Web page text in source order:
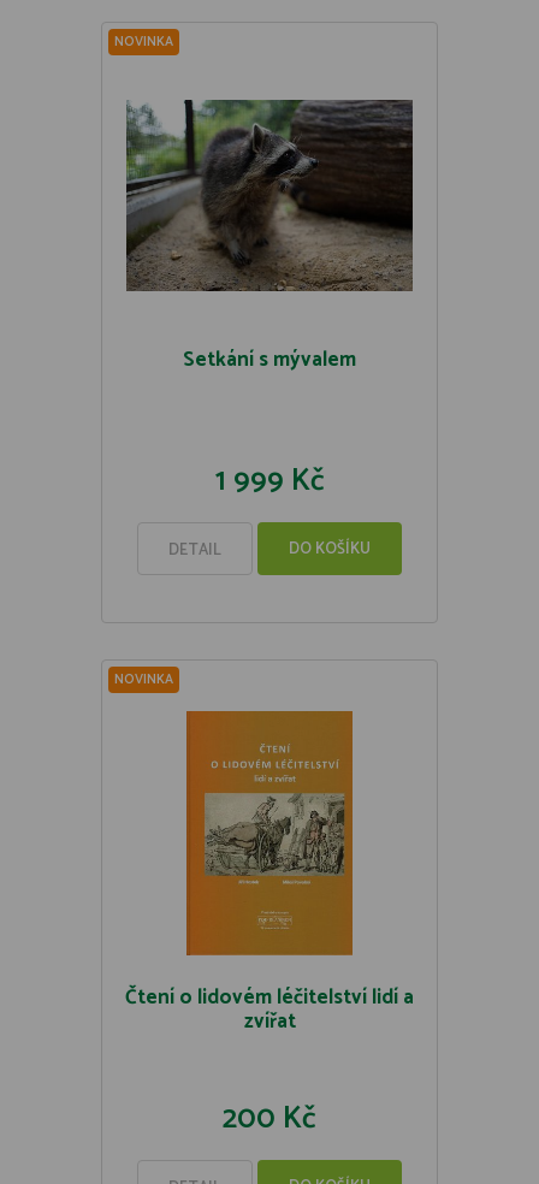
NOVINKA
Setkání s mývalem
1 999 Kč
DETAIL DO KOŠÍKU
NOVINKA
Čtení o lidovém léčitelství lidí a
zvířat
200 Kč